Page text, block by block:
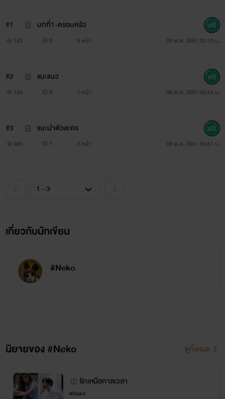
และที่สำคัญนิยายเรื่องนี้ไม่เชิงว่าเป็นโอเมก้าเวิร์สแต่มีกลิ่นอาย
ความเป็นแม่อ่อนซึ่งก็คือ~~~ ผู้ชายท้องได้ค่าคุณแม่ขาาาา
___________________________________
มานำเสนอคร่าทู๊กคนนนน~ เป็นเรื่องที่ดราม่านิดหน่อยน่ะค่ะ
ฝากตัวและฝากงานเขียนเล็กๆน้อยๆของเนด้วยน่ะค่ะ
ตอนนี้ก็จินตนาการรูปร่างหน้าตากันเองไปก่อนล่ะกันนะค่ะ👌
#1 บทที่1-ครอบครัว
183 0 3 หน้า 08 พ.ค. 2561 03:10 น.
#2 แนะแนว
134 0 1 หน้า 08 พ.ค. 2561 03:54 น.
#3 แนะนำตัวละคร
303 1 2 หน้า 08 พ.ค. 2561 03:51 น.
เกี่ยวกับนักเขียน
#Neko
นิยายของ #Neko ดูทั้งหมด
รักเหนือกาลเวลา
#Neko